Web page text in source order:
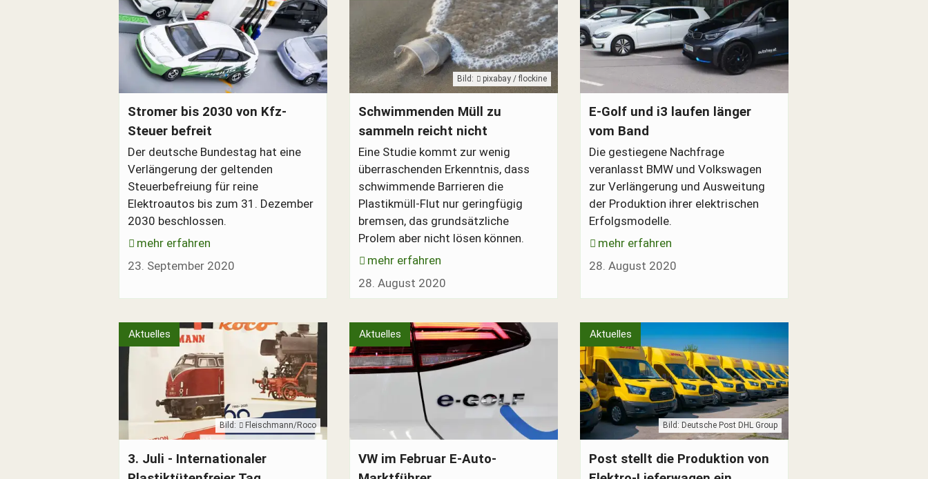
Stromer bis 2030 von Kfz-
Steuer befreit
Der deutsche Bundestag hat eine
Verlängerung der geltenden
Steuerbefreiung für reine
Elektroautos bis zum 31. Dezember
2030 beschlossen.
mehr erfahren
23. September 2020
Bild: pixabay / flockine
Schwimmenden Müll zu
sammeln reicht nicht
Eine Studie kommt zur wenig
überraschenden Erkenntnis, dass
schwimmende Barrieren die
Plastikmüll-Flut nur geringfügig
bremsen, das grundsätzliche
Prolem aber nicht lösen können.
mehr erfahren
28. August 2020
E-Golf und i3 laufen länger
vom Band
Die gestiegene Nachfrage
veranlasst BMW und Volkswagen
zur Verlängerung und Ausweitung
der Produktion ihrer elektrischen
Erfolgsmodelle.
mehr erfahren
28. August 2020
Bild: Fleischmann/Roco
3. Juli - Internationaler
Aktuelles
VW im Februar E-Auto-
Aktuelles
Bild: Deutsche Post DHL Group
Post stellt die Produktion von
Aktuelles